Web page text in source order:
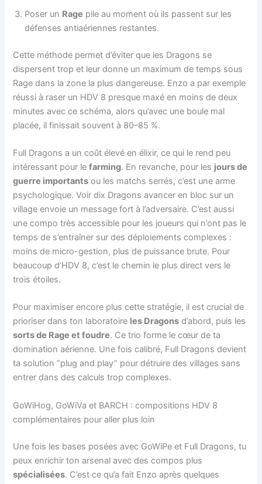
Poser un Rage pile au moment où ils passent sur les
défenses antiaériennes restantes.
Cette méthode permet d’éviter que les Dragons se
dispersent trop et leur donne un maximum de temps sous
Rage dans la zone la plus dangereuse. Enzo a par exemple
réussi à raser un HDV 8 presque maxé en moins de deux
minutes avec ce schéma, alors qu’avec une boule mal
placée, il finissait souvent à 80–85 %.
Full Dragons a un coût élevé en élixir, ce qui le rend peu
intéressant pour lefarming. En revanche, pour les jours de
guerre importants ou les matchs serrés, c’est une arme
psychologique. Voir dix Dragons avancer en bloc sur un
village envoie un message fort à l’adversaire. C’est aussi
une compo très accessible pour les joueurs qui n’ont pas le
temps de s’entraîner sur des déploiements complexes :
moins de micro-gestion, plus de puissance brute. Pour
beaucoup d’HDV 8, c’est le chemin le plus direct vers le
trois étoiles.
Pour maximiser encore plus cette stratégie, il est crucial de
prioriser dans ton laboratoire les Dragons d’abord, puis les
sorts de Rage et foudre. Ce trio forme le cœur de ta
domination aérienne. Une fois calibré, Full Dragons devient
ta solution “plug and play” pour détruire des villages sans
entrer dans des calculs trop complexes.
GoWiHog, GoWiVa et BARCH : compositions HDV 8
complémentaires pour aller plus loin
Une fois les bases posées avec GoWiPe et Full Dragons, tu
peux enrichir ton arsenal avec des compos plus
spécialisées. C’est ce qu’a fait Enzo après quelques